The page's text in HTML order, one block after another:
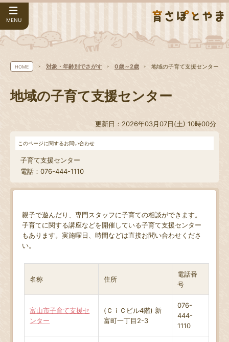
MENU
HOME 対象・年齢別でさがす 0歳～2歳 地域の子育て支援センター
地域の子育て支援センター
更新日：2026年03月07日(土) 10時00分
このページに関するお問い合わせ
子育て支援センター
電話：076-444-1110
親子で遊んだり、専門スタッフに子育ての相談ができます。
子育てに関する講座などを開催している子育て支援センター
もあります。実施曜日、時間などは直接お問い合わせくださ
い。
名称 住所
電話番
号
富山市子育て支援セ
ンター
(ＣｉＣビル4階) 新
富町一丁目2-3
076-
444-
1110